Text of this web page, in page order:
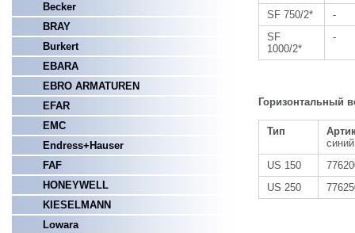
Becker
BRAY
Burkert
EBARA
EBRO ARMATUREN
EFAR
EMC
Endress+Hauser
FAF
HONEYWELL
KIESELMANN
Lowara
SF 750/2*
-
SF
1000/2*
-
Горизонтальный
Тип
US 150
US 250